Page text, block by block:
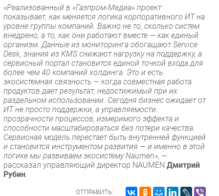
«Реализованный в «Газпром-Медиа» проект
показывает, как меняется логика корпоративного ИТ на
уровне группы компаний. Важно не то, сколько систем
внедрено, а то, как они работают вместе — как единый
организм. Данные из мониторинга обогащают Service
Desk, знания из KMS снижают нагрузку на поддержку, а
сервисный портал становится единой точкой входа для
более чем 40 компаний холдинга. Это и есть
экосистемная связность — когда совместная работа
продуктов дает результат, недостижимый при их
раздельном использовании. Сегодня бизнес ожидает от
ИТ не просто поддержки, а управляемости:
прозрачности процессов, измеримого эффекта и
способности масштабироваться без потери качества.
Сервисная модель перестает быть внутренней функцией
и становится инструментом развития — и именно в этой
логике мы развиваем экосистему Naumen», —
рассказал управляющий директор NAUMEN Дмитрий
Рубин
ОТПРАВИТЬ: